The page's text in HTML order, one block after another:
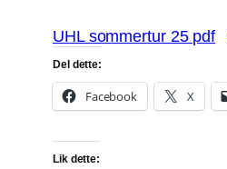
UHL sommertur 25 pdf
Del dette:
Facebook X
Lik dette: